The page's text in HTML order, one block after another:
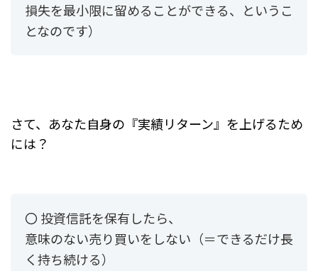
損失を最小限に留めることができる、というこ
となのです）
さて、あなた自身の『実績リターン』を上げるため
には？
〇 投資信託を保有したら、
意味のない売り買いをしない（＝できるだけ長
く持ち続ける）